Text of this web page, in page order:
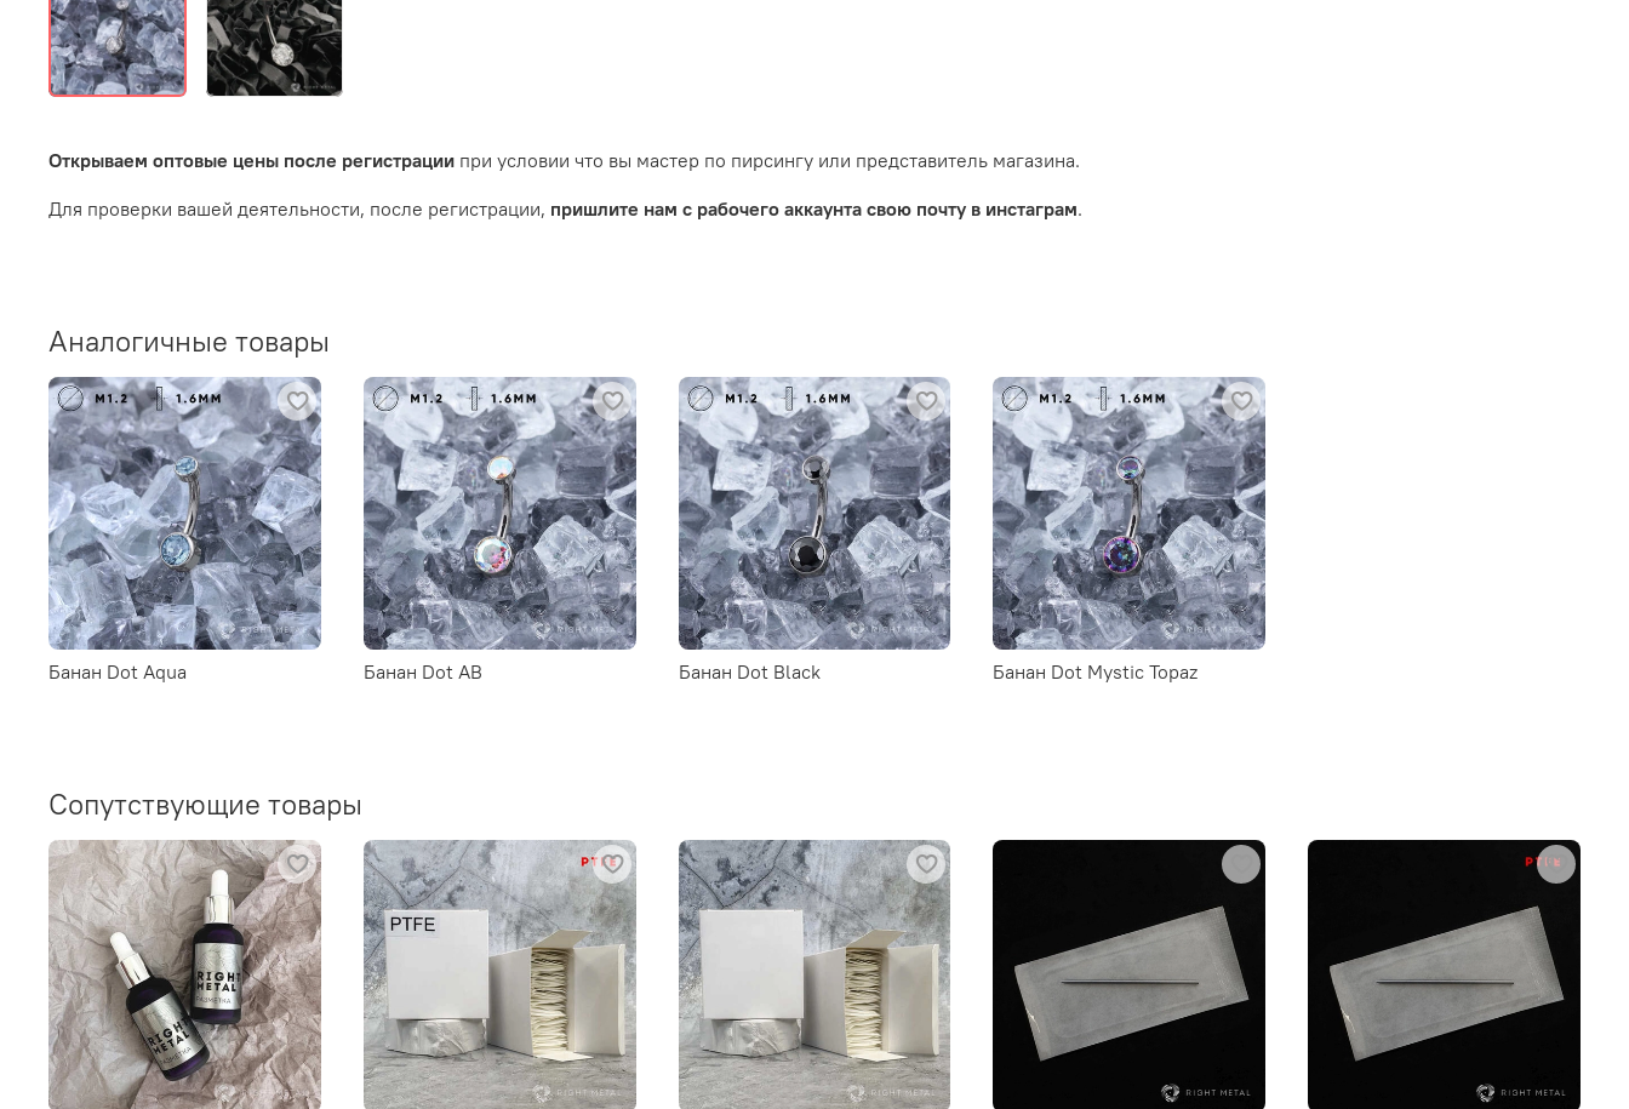
Открываем оптовые цены после регистрации при условии что вы мастер по пирсингу или представитель магазина.
Для проверки вашей деятельности, после регистрации, пришлите нам с рабочего аккаунта свою почту в инстаграм.
Аналогичные товары
Банан Dot Aqua Банан Dot AB Банан Dot Black Банан Dot Mystic Topaz
Сопутствующие товары